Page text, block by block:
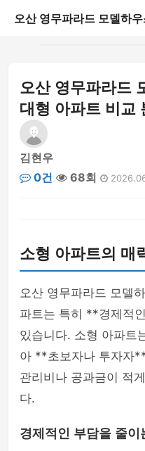
오산 영무파라드 모델하
게시판
오산 영무파라드
대형 아파트 비교
김현우
0건
68회
소형 아파트의 매
오산 영무파라드 모델
파트는 특히 **경제적
있습니다. 소형 아파트
아 **초보자나 투자자
관리비나 공과금이 적
다.
경제적인 부담을 줄이